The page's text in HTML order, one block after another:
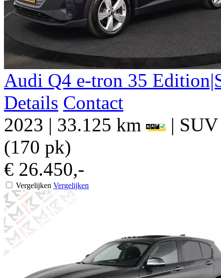
Audi Q4 e-tron 35
Details Contact
2023 | 33.125 km | SUV
(170 pk)
€ 26.450,-
Vergelijken Vergelijken